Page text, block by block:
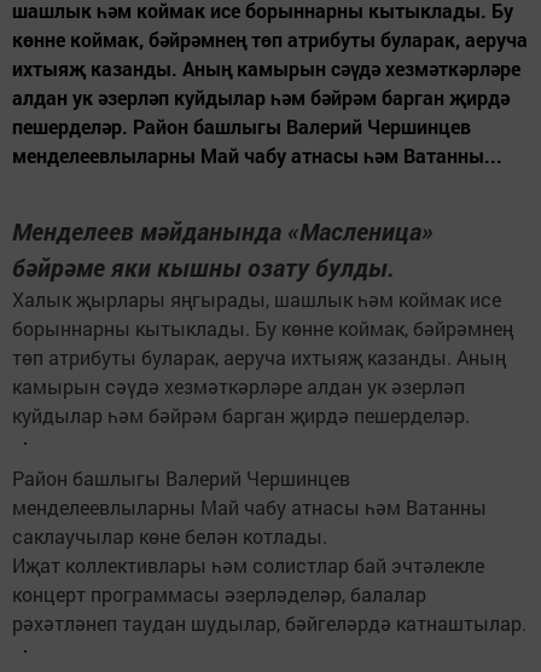
шашлык һәм коймак исе борыннарны кытыклады. Бу
көнне коймак, бәйрәмнең төп атрибуты буларак, аеруча
ихтыяҗ казанды. Аның камырын сәүдә хезмәткәрләре
алдан ук әзерләп куйдылар һәм бәйрәм барган җирдә
пешерделәр. Район башлыгы Валерий Чершинцев
менделеевлыларны Май чабу атнасы һәм Ватанны...
Менделеев мәйданында «Масленица»
бәйрәме яки кышны озату булды.
Халык җырлары яңгырады, шашлык һәм коймак исе
борыннарны кытыклады. Бу көнне коймак, бәйрәмнең
төп атрибуты буларак, аеруча ихтыяҗ казанды. Аның
камырын сәүдә хезмәткәрләре алдан ук әзерләп
куйдылар һәм бәйрәм барган җирдә пешерделәр.
Район башлыгы Валерий Чершинцев
менделеевлыларны Май чабу атнасы һәм Ватанны
саклаучылар көне белән котлады.
Иҗат коллективлары һәм солистлар бай эчтәлекле
концерт программасы әзерләделәр, балалар
рәхәтләнеп таудан шудылар, бәйгеләрдә катнаштылар.